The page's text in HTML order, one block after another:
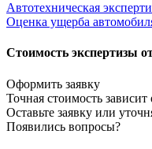
Автотехническая
Оценка ущерба
Стоимость экспертизы
Оформить заявку
Точная стоимость зависит
Оставьте заявку или
Появились вопросы?